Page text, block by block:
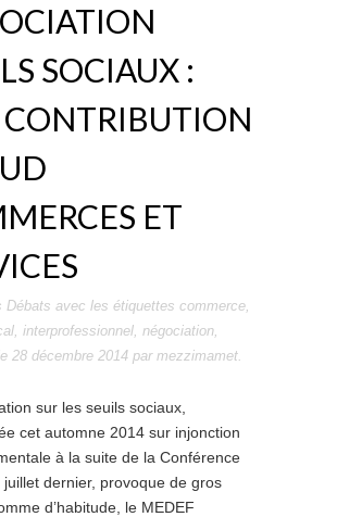
SOCIAUX :
ET
Débats avec les étiquettes commerce,
, interprofessionnel, négociation,
28 décembre 2014 par mezzimamet.
sur les seuils sociaux,
cet automne 2014 sur injonction
à la suite de la Conférence
juillet dernier, provoque de gros
d’habitude, le MEDEF